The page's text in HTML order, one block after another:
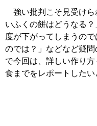
強い批判こそ見受けら
いふくの餅はどうなる
度が下がってしまうの
のでは？」などなど疑
で今回は、詳しい作り
食までをレポートしたい